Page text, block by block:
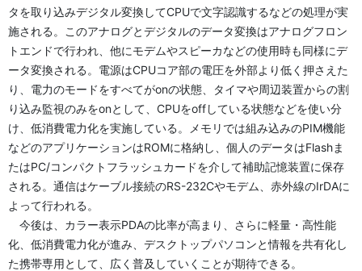
タを取り込みデジタル変換してCPUで文字認識するなどの処理が実
施される。このアナログとデジタルのデータ変換はアナログフロン
トエンドで行われ、他にモデムやスピーカなどの使用時も同様にデ
ータ変換される。電源はCPUコア部の電圧を外部より低く押さえた
り、電力のモードをすべてがonの状態、タイマや周辺装置からの割
り込み監視のみをonとして、CPUをoffしている状態などを使い分
け、低消費電力化を実施している。メモリでは組み込みのPIM機能
などのアプリケーションはROMに格納し、個人のデータはFlashま
たはPC/コンパクトフラッシュカードを介して補助記憶装置に保存
される。通信はケーブル接続のRS-232Cやモデム、赤外線のIrDAに
よって行われる。
今後は、カラー表示PDAの比率が高まり、さらに軽量・高性能
化、低消費電力化が進み、デスクトップパソコンと情報を共有化し
た携帯専用として、広く普及していくことが期待できる。